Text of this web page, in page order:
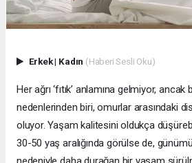
Erkek| Kadın (Haberi Sesli Oku)
Her ağrı ‘fıtık’ anlamına gelmiyor, ancak
nedenlerinden biri, omurlar arasındaki
oluyor. Yaşam kalitesini oldukça
30-50 yaş aralığında görülse de,